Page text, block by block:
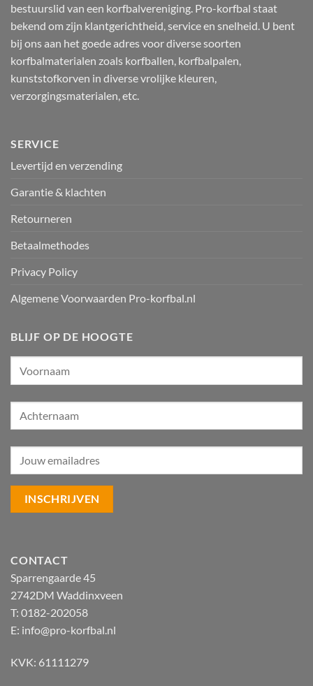
bestuurslid van een korfbalvereniging. Pro-korfbal staat
bekend om zijn klantgerichtheid, service en snelheid. U bent
bij ons aan het goede adres voor diverse soorten
korfbalmaterialen zoals korfballen, korfbalpalen,
kunststofkorven in diverse vrolijke kleuren,
verzorgingsmaterialen, etc.
SERVICE
Levertijd en verzending
Garantie & klachten
Retourneren
Betaalmethodes
Privacy Policy
Algemene Voorwaarden Pro-korfbal.nl
BLIJF OP DE HOOGTE
CONTACT
Sparrengaarde 45
2742DM Waddinxveen
T: 0182-202058
E: info@pro-korfbal.nl
KVK: 61111279